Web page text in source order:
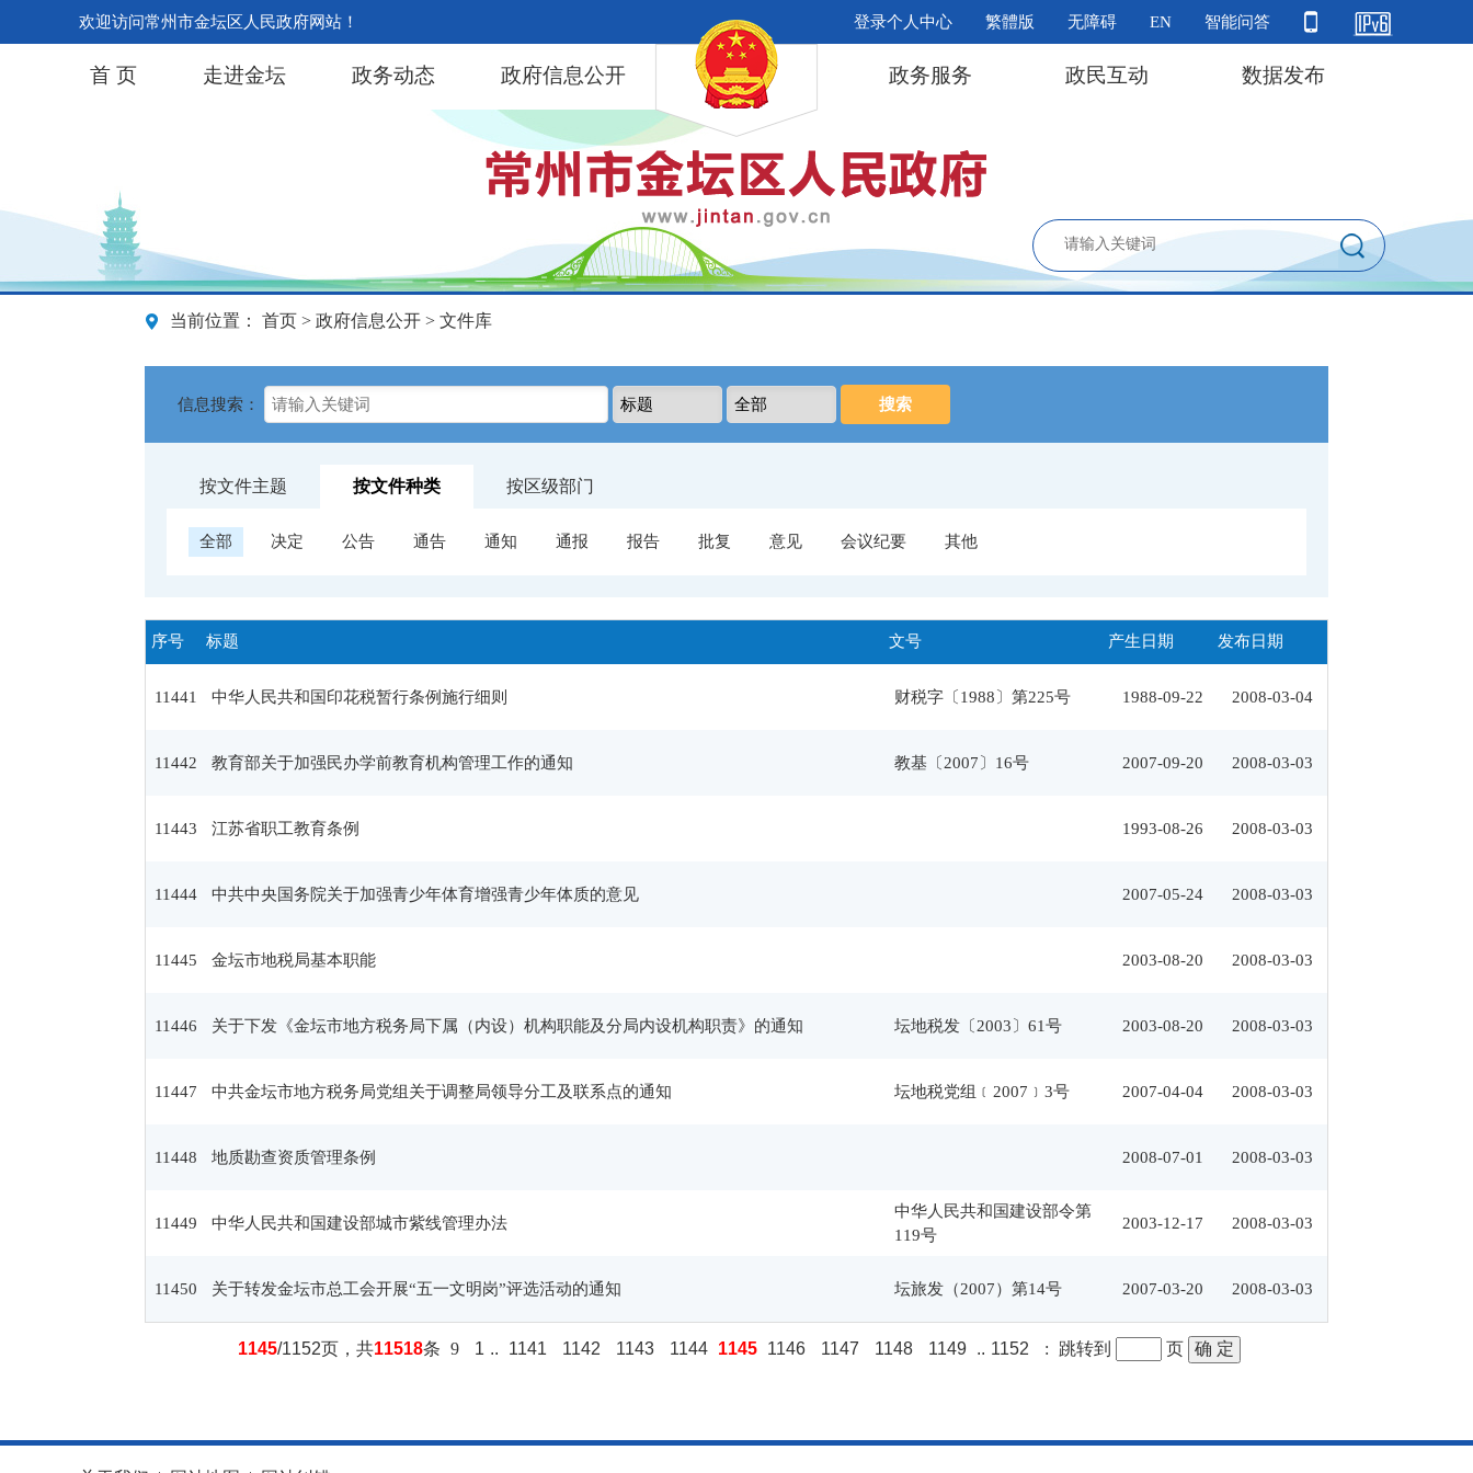
欢迎访问常州市金坛区人民政府网站！ 登录个人中心 繁體版 无障碍 EN 智能问答
首 页 走进金坛 政务动态 政府信息公开 政务服务 政民互动 数据发布
当前位置： 首页 > 政府信息公开 > 文件库
信息搜索：
按文件主题 按文件种类 按区级部门
全部 决定 公告 通告 通知 通报 报告 批复 意见 会议纪要 其他
序号 标题 文号 产生日期 发布日期
11441 中华人民共和国印花税暂行条例施行细则 财税字〔1988〕第225号 1988-09-22 2008-03-04
11442 教育部关于加强民办学前教育机构管理工作的通知 教基〔2007〕16号 2007-09-20 2008-03-03
11443 江苏省职工教育条例 1993-08-26 2008-03-03
11444 中共中央国务院关于加强青少年体育增强青少年体质的意见 2007-05-24 2008-03-03
11445 金坛市地税局基本职能 2003-08-20 2008-03-03
11446 关于下发《金坛市地方税务局下属（内设）机构职能及分局内设机构职责》的通知 坛地税发〔2003〕61号 2003-08-20 2008-03-03
11447 中共金坛市地方税务局党组关于调整局领导分工及联系点的通知 坛地税党组﹝2007﹞3号 2007-04-04 2008-03-03
11448 地质勘查资质管理条例 2008-07-01 2008-03-03
11449 中华人民共和国建设部城市紫线管理办法
中华人民共和国建设部令第
119号
2003-12-17 2008-03-03
11450 关于转发金坛市总工会开展“五一文明岗”评选活动的通知 坛旅发（2007）第14号 2007-03-20 2008-03-03
1145/1152页，共11518条 9 1 .. 1141 1142 1143 1144 1145 1146 1147 1148 1149 .. 1152 : 跳转到 页